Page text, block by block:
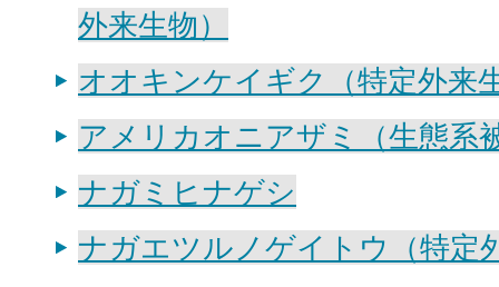
外来生物）
オオキンケイギク（特定外来
アメリカオニアザミ（生態系
ナガミヒナゲシ
ナガエツルノゲイトウ（特定